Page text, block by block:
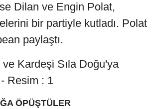
Dilan ve Engin Polat,
bir partiyle kutladı. Polat
paylaştı.
ÖPÜŞTÜLER